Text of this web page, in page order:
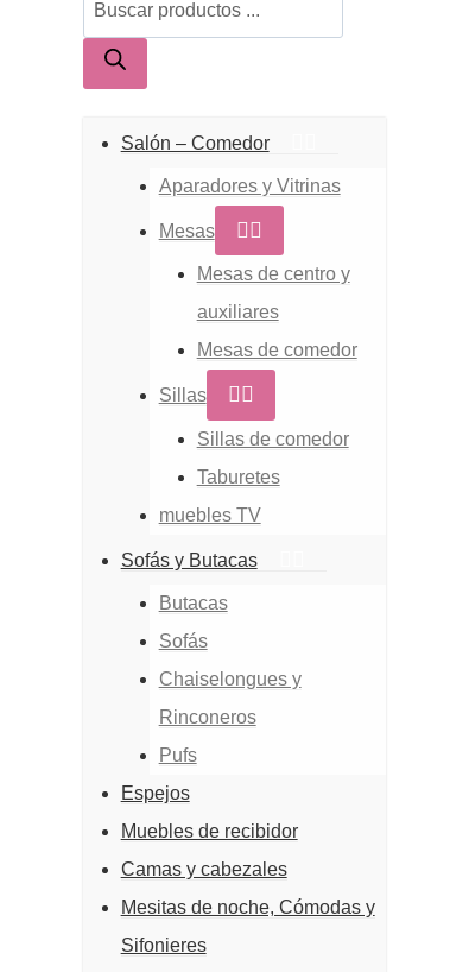
de
productos
Salón – Comedor
Aparadores y Vitrinas
Mesas
Mesas de centro y
auxiliares
Mesas de comedor
Sillas
Sillas de comedor
Taburetes
muebles TV
Sofás y Butacas
Butacas
Sofás
Chaiselongues y
Rinconeros
Pufs
Espejos
Muebles de recibidor
Camas y cabezales
Mesitas de noche, Cómodas y
Sifonieres